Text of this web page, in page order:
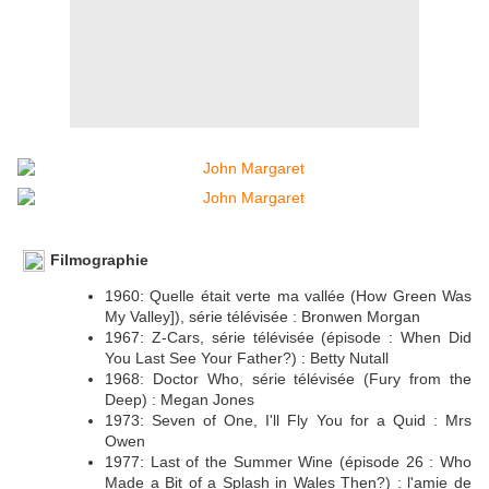
Filmographie
1960: Quelle était verte ma vallée (How Green Was
My Valley]), série télévisée : Bronwen Morgan
1967: Z-Cars, série télévisée (épisode : When Did
You Last See Your Father?) : Betty Nutall
1968: Doctor Who, série télévisée (Fury from the
Deep) : Megan Jones
1973: Seven of One, I'll Fly You for a Quid : Mrs
Owen
1977: Last of the Summer Wine (épisode 26 : Who
Made a Bit of a Splash in Wales Then?) : l'amie de